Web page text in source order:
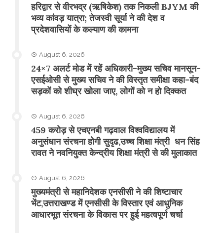
​हरिद्वार से वीरभद्र (ऋषिकेश) तक निकली BJYM की
भव्य कांवड़ यात्रा; तेजस्वी सूर्या ने की देश व
प्रदेशवासियों के कल्याण की कामना
August 6, 2026
24×7 अलर्ट मोड में रहें अधिकारी-मुख्य सचिव मानसून-
एसईओसी से मुख्य सचिव ने की विस्तृत समीक्षा कहा-बंद
सड़कों को शीघ्र खोला जाए, लोगों को न हो दिक्कत
August 6, 2026
459 करोड़ से एचएनबी गढ़वाल विश्वविद्यालय में
अनुसंधान संरचना होगी सुदृढ,उच्च शिक्षा मंत्री धन सिंह
रावत ने नवनियुक्त केन्द्रीय शिक्षा मंत्री से की मुलाकात
August 6, 2026
मुख्यमंत्री से महानिदेशक एनसीसी ने की शिष्टाचार
भेंट,उत्तराखण्ड में एनसीसी के विस्तार एवं आधुनिक
आधारभूत संरचना के विकास पर हुई महत्वपूर्ण चर्चा